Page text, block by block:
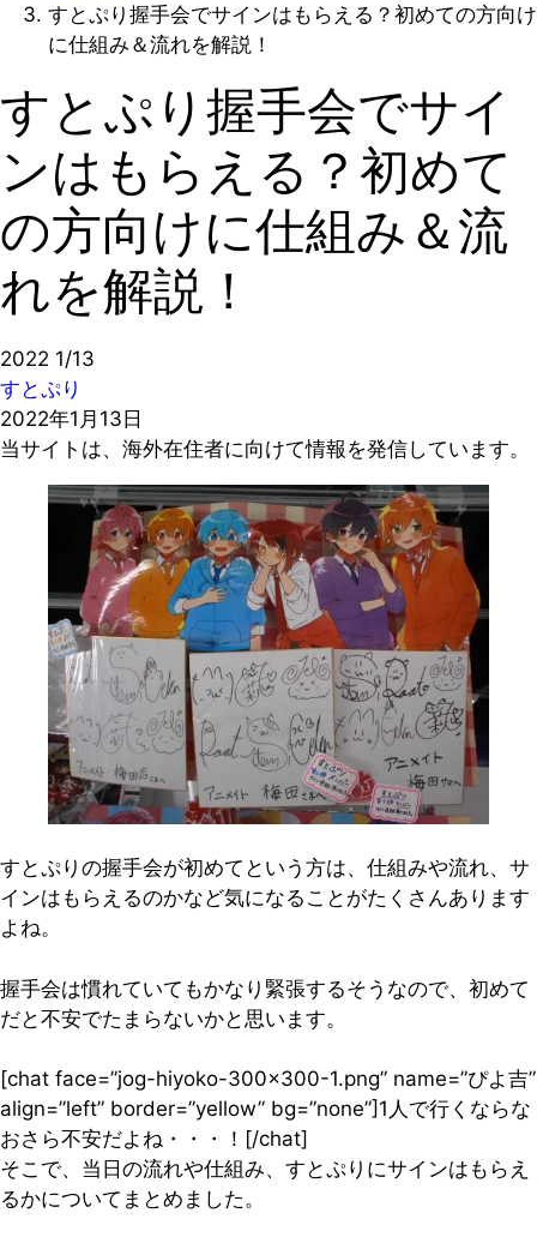
すとぷり握手会でサインはもらえる？初めての方向け
に仕組み＆流れを解説！
すとぷり握手会でサイ
ンはもらえる？初めて
の方向けに仕組み＆流
れを解説！
2022 1/13
すとぷり
2022年1月13日
当サイトは、海外在住者に向けて情報を発信しています。
すとぷりの握手会が初めてという方は、仕組みや流れ、サ
インはもらえるのかなど気になることがたくさんあります
よね。
握手会は慣れていてもかなり緊張するそうなので、初めて
だと不安でたまらないかと思います。
[chat face=”jog-hiyoko-300×300-1.png” name=”ぴよ吉”
align=”left” border=”yellow” bg=”none”]1人で行くならな
おさら不安だよね・・・！[/chat]
そこで、当日の流れや仕組み、すとぷりにサインはもらえ
るかについてまとめました。